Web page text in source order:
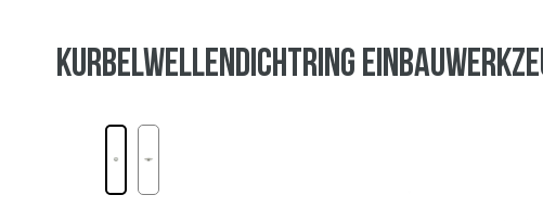
Kurbelwellendichtring